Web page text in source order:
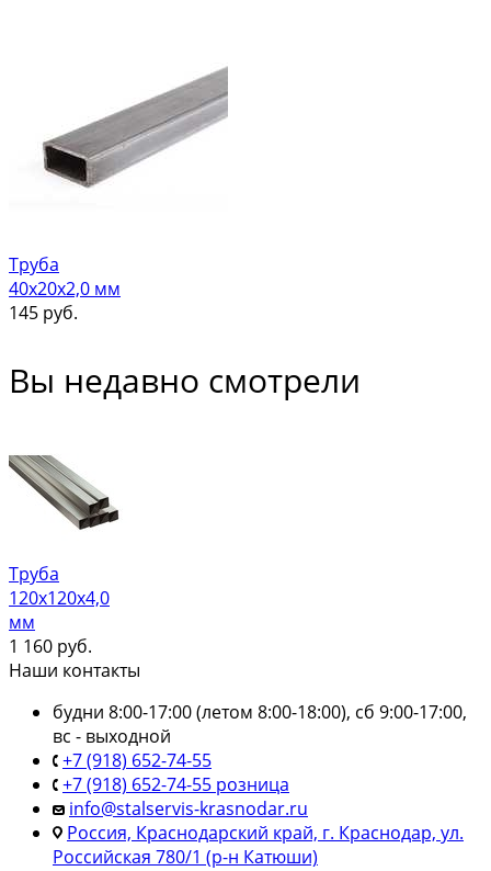
Труба
40х20х2,0 мм
145 руб.
Вы недавно смотрели
Труба
120х120х4,0
мм
1 160 руб.
Наши контакты
будни 8:00-17:00 (летом 8:00-18:00), сб 9:00-17:00,
вс - выходной
+7 (918) 652-74-55
+7 (918) 652-74-55 розница
info@stalservis-krasnodar.ru
Россия, Краснодарский край, г. Краснодар, ул.
Российская 780/1 (р-н Катюши)